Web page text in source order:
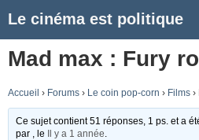
Le cinéma est politique
Mad max : Fury
Accueil › Forums › Le coin pop-corn › Films ›
Ce sujet contient 51 réponses, 1 ps. et a
par
, le Il y a 1 année